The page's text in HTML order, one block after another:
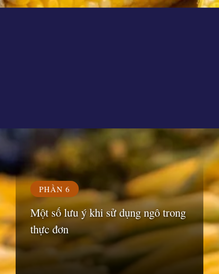
https://susach.edu.vn/ngo-bao-nhieu-calo
PHẦN 6
Một số lưu ý khi sử dụng ngô trong
thực đơn